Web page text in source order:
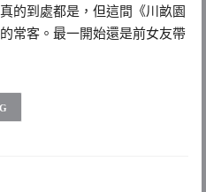
的到處都是，但這間《川畝園
常客。最一開始還是前女友帶